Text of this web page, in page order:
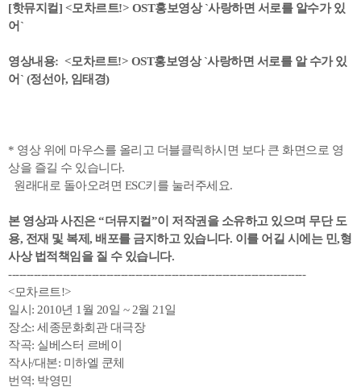
[핫뮤지컬] <모차르트!> OST홍보영상 `사랑하면 서로를 알수가 있
어`
영상내용: <모차르트!> OST홍보영상 `사랑하면 서로를 알 수가 있
어` (정선아, 임태경)
* 영상 위에 마우스를 올리고 더블클릭하시면 보다 큰 화면으로 영
상을 즐길 수 있습니다.
원래대로 돌아오려면 ESC키를 눌러주세요.
본 영상과 사진은 “더뮤지컬”이 저작권을 소유하고 있으며 무단 도
용, 전재 및 복제, 배포를 금지하고 있습니다. 이를 어길 시에는 민,형
사상 법적책임을 질 수 있습니다.
----------------------------------------------------------------------------------
<모차르트!>
일시: 2010년 1월 20일 ~ 2월 21일
장소: 세종문화회관 대극장
작곡: 실베스터 르베이
작사/대본: 미하엘 쿤체
번역: 박영민